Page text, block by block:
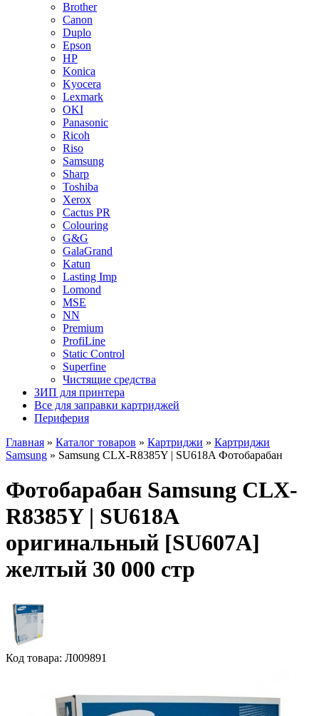
Brother
Canon
Duplo
Epson
HP
Konica
Kyocera
Lexmark
OKI
Panasonic
Ricoh
Riso
Samsung
Sharp
Toshiba
Xerox
Cactus PR
Colouring
G&G
GalaGrand
Katun
Lasting Imp
Lomond
MSE
NN
Premium
ProfiLine
Static Control
Superfine
Чистящие средства
ЗИП для принтера
Все для заправки картриджей
Периферия
Главная » Каталог товаров » Картриджи » Картриджи
Samsung » Samsung CLX-R8385Y | SU618A Фотобарабан
Фотобарабан Samsung CLX-
R8385Y | SU618A
оригинальный [SU607A]
желтый 30 000 стр
Код товара: Л009891